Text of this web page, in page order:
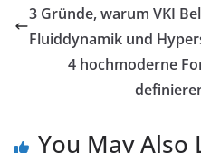
3 Gründe, warum VKI
Fluiddynamik und
4 hochmoderne
You May Also